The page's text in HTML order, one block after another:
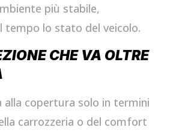
più stabile,
tempo lo stato del veicolo.
CHE VA OLTRE
alla copertura solo in termini
carrozzeria o del comfort